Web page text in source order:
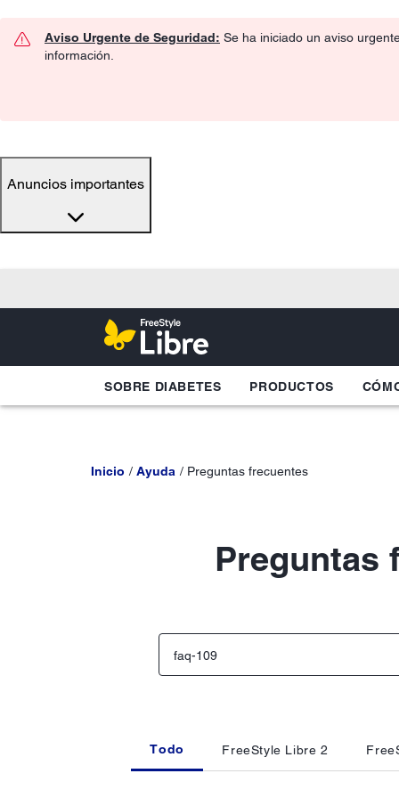
Aviso Urgente de Seguridad: Se ha iniciado un aviso
información.
Anuncios importantes
SOBRE DIABETES PRODUCTOS
Inicio Ayuda Preguntas frecuentes
Preguntas
Todo FreeStyle Libre 2